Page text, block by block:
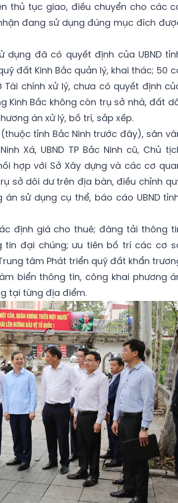
thủ tục giao, điều chuyển cho các
đang sử dụng đúng mục đích
dụng đã có quyết định của UBND
đất Kinh Bắc quản lý, khai thác; 50
chính xử lý, chưa có quyết định
Kinh Bắc không còn trụ sở nhà, đất
án xử lý, bố trí, sắp xếp.
tỉnh Bắc Ninh trước đây), sân
Xá, UBND TP Bắc Ninh cũ, Chủ
hợp với Sở Xây dựng và các cơ
sở dôi dư trên địa bàn, điều chỉnh
sử dụng cụ thể, báo cáo UBND
định giá cho thuê; đăng tải thông
tin đại chúng; ưu tiên bố trí các cơ
tâm Phát triển quỹ đất khẩn
biển thông tin, công khai phương
tại từng địa điểm.